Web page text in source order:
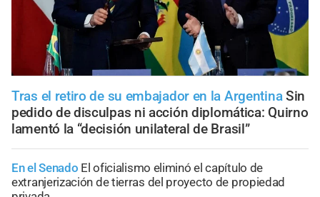
Tras el retiro de su embajador en la Argentina Sin
pedido de disculpas ni acción diplomática: Quirno
lamentó la “decisión unilateral de Brasil”
En el Senado El oficialismo eliminó el capítulo de
extranjerización de tierras del proyecto de propiedad